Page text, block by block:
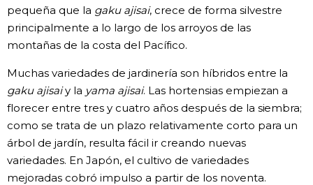
pequeña que la gaku ajisai, crece de forma silvestre
principalmente a lo largo de los arroyos de las
montañas de la costa del Pacífico.
Muchas variedades de jardinería son híbridos entre la
gaku ajisaiy la yama ajisai. Las hortensias empiezan a
florecer entre tres y cuatro años después de la siembra;
como se trata de un plazo relativamente corto para un
árbol de jardín, resulta fácil ir creando nuevas
variedades. En Japón, el cultivo de variedades
mejoradas cobró impulso a partir de los noventa.